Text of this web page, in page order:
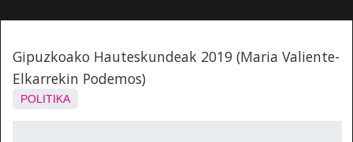
Gipuzkoako Hauteskundeak 2019 (Maria Valiente-
Elkarrekin Podemos)
POLITIKA